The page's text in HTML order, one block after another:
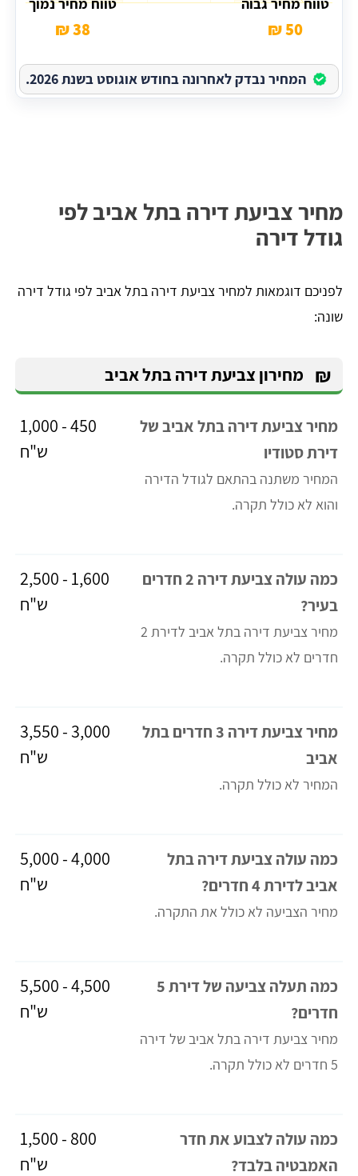
50 ₪
38 ₪
המחיר נבדק לאחרונה בחודש אוגוסט בשנת 2026.
מחיר צביעת דירה בתל אביב לפי
גודל דירה
לפניכם דוגמאות למחיר צביעת דירה בתל אביב לפי גודל דירה
שונה:
₪ מחירון צביעת דירה בתל אביב
מחיר צביעת דירה בתל אביב של
דירת סטודיו
המחיר משתנה בהתאם לגודל הדירה
והוא לא כולל תקרה.
450 - 1,000
ש"ח
כמה עולה צביעת דירה 2 חדרים
בעיר?
מחיר צביעת דירה בתל אביב לדירת 2
חדרים לא כולל תקרה.
1,600 - 2,500
ש"ח
מחיר צביעת דירה 3 חדרים בתל
אביב
המחיר לא כולל תקרה.
3,000 - 3,550
ש"ח
כמה עולה צביעת דירה בתל
אביב לדירת 4 חדרים?
מחיר הצביעה לא כולל את התקרה.
4,000 - 5,000
ש"ח
כמה תעלה צביעה של דירת 5
חדרים?
מחיר צביעת דירה בתל אביב של דירה
5 חדרים לא כולל תקרה.
4,500 - 5,500
ש"ח
כמה עולה לצבוע את חדר
האמבטיה בלבד?
800 - 1,500
ש"ח